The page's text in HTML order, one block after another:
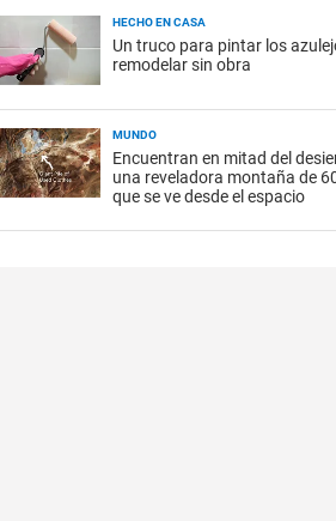
HECHO EN CASA
Un truco para pintar los
remodelar sin obra
MUNDO
Encuentran en mitad del
una reveladora montaña de
que se ve desde el espacio